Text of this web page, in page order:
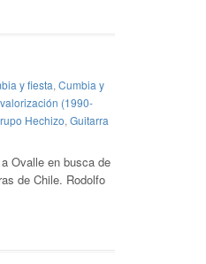
y fiesta, Cumbia y
(1990-
Hechizo, Guitarra
Ovalle en busca de
de Chile. Rodolfo